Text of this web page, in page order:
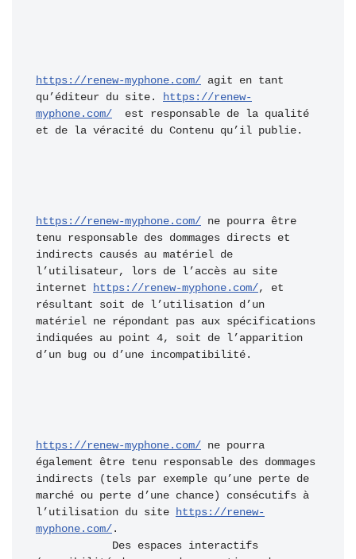
https://renew-myphone.com/ agit en tant
qu’éditeur du site. https://renew-
myphone.com/ est responsable de la qualité
et de la véracité du Contenu qu’il publie.
https://renew-myphone.com/ ne pourra être
tenu responsable des dommages directs et
indirects causés au matériel de
l’utilisateur, lors de l’accès au site
internet https://renew-myphone.com/ , et
résultant soit de l’utilisation d’un
matériel ne répondant pas aux spécifications
indiquées au point 4, soit de l’apparition
d’un bug ou d’une incompatibilité.
https://renew-myphone.com/ ne pourra
également être tenu responsable des dommages
indirects (tels par exemple qu’une perte de
marché ou perte d’une chance) consécutifs à
l’utilisation du site https://renew-
myphone.com/ .